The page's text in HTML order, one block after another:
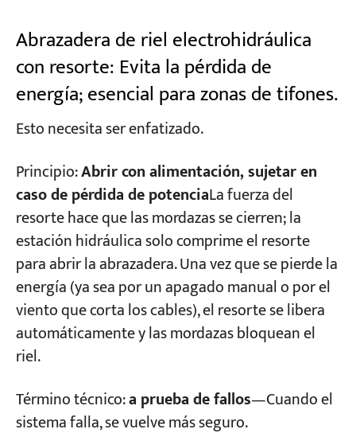
Abrazadera de riel electrohidráulica
con resorte: Evita la pérdida de
energía; esencial para zonas de tifones.
Esto necesita ser enfatizado.
Principio:Abrir con alimentación, sujetar en
caso de pérdida de potenciaLa fuerza del
resorte hace que las mordazas se cierren; la
estación hidráulica solo comprime el resorte
para abrir la abrazadera. Una vez que se pierde la
energía (ya sea por un apagado manual o por el
viento que corta los cables), el resorte se libera
automáticamente y las mordazas bloquean el
riel.
Término técnico:a prueba de fallos—Cuando el
sistema falla, se vuelve más seguro.